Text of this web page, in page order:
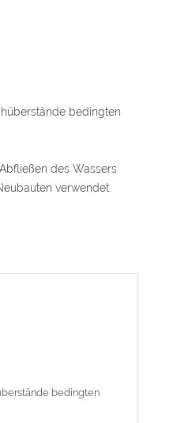
bedingten
des Wassers
verwendet.
garantiert.
bedingten